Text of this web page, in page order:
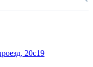
20с19